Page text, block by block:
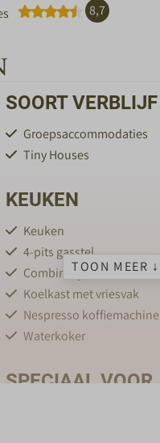
8,7
SOORT VERBLIJF
Groepsaccommodaties
Tiny Houses
KEUKEN
Keuken
4-pits gasstel
Combimagnetron
Koelkast met vriesvak
Nespresso koffiemachine
Waterkoker
SPECIAAL VOOR
TOON MEER ↓